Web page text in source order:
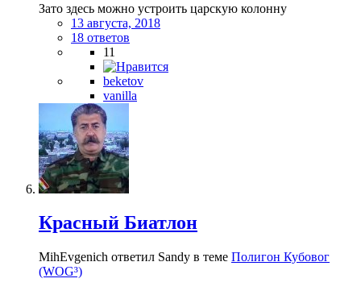
Зато здесь можно устроить царскую колонну
13 августа, 2018
18 ответов
11
beketov
vanilla
Красный Биатлон
MihEvgenich ответил Sandy в теме Полигон Кубовог
(WOG³)